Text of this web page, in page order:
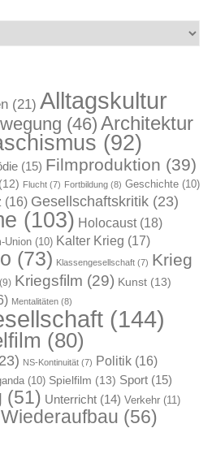
(21) Alltagskultur
(46) Architektur
(92)
(15) Filmproduktion (39)
(12) Flucht (7) Fortbildung (8) Geschichte (10)
(16) Gesellschaftskritik (23)
(103) Holocaust(18)
Union (10) Kalter Krieg (17)
(73) Klassengesellschaft (7) Krieg
(9) Kriegsfilm (29) Kunst (13)
Mentalitäten (8)
(144)
(80)
NS-Kontinuität (7) Politik (16)
(10) Spielfilm (13) Sport (15)
(51) Unterricht (14) Verkehr (11)
Wiederaufbau (56)